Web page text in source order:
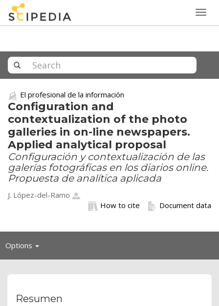
El profesional de la información
Configuration and
contextualization of the photo
galleries in on-line newspapers.
Applied analytical proposal
Configuración y contextualización de las
galerías fotográficas en los diarios online.
Propuesta de analítica aplicada
J. López-del-Ramo
Document data
How to cite
Options Toggle
Resumen